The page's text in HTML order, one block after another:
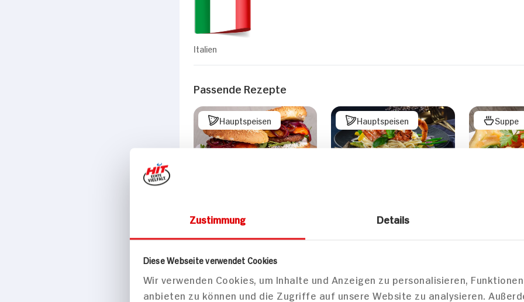
Zustimmung Details
Diese Webseite verwendet Cookies
Wir verwenden Cookies, um Inhalte und Anzeigen zu personalisieren,
anbieten zu können und die Zugriffe auf unsere Website zu analysieren.
Italien
Passende Rezepte
Hauptspeisen
mit vegetarischem
Patty mit Ricotta-
Oliven-Creme,
gerösteter Paprika
und Balsamico-
Zwiebeln
Hauptspeisen
Thunfisch-Sauce mit
Suppe